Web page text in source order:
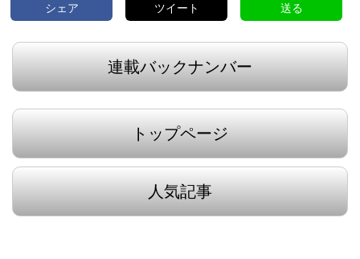
シェア ツイート 送る
連載バックナンバー
トップページ
人気記事